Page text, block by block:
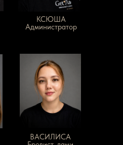
КСЮША
Администратор
ВАСИЛИСА